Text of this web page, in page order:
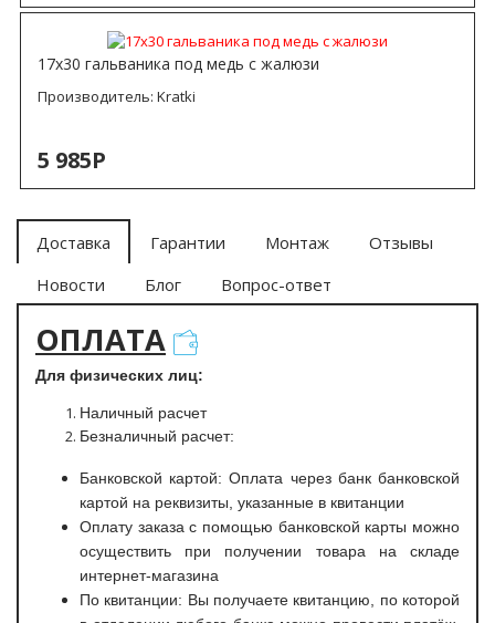
17х30 гальваника под медь с жалюзи
Производитель: Kratki
5 985Р
Доставка Гарантии Монтаж
Отзывы
Новости
Блог Вопрос-ответ
ОПЛАТА
Для физических лиц:
Наличный расчет
Безналичный расчет:
Банковской картой: Оплата через банк банковской
картой на реквизиты, указанные в квитанции
Оплату заказа с помощью банковской карты можно
осуществить при получении товара на складе
интернет-магазина
По квитанции: Вы получаете квитанцию, по которой